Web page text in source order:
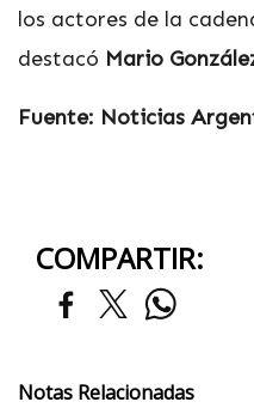
los actores de la
destacó Mario
Fuente: Noticias
COMPARTIR:
Notas Relacionadas